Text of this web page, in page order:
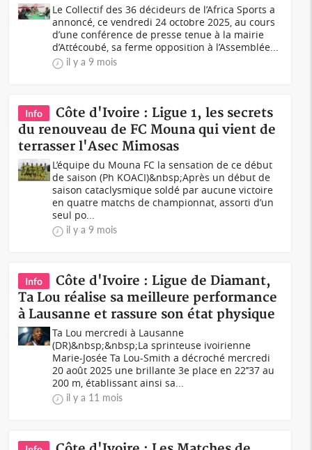
Le Collectif des 36 décideurs de l’Africa Sports a
annoncé, ce vendredi 24 octobre 2025, au cours
d’une conférence de presse tenue à la mairie
d’Attécoubé, sa ferme opposition à l’Assemblée...
il y a 9 mois
Info
Côte d'Ivoire : Ligue 1, les secrets
du renouveau de FC Mouna qui vient de
terrasser l'Asec Mimosas
L’équipe du Mouna FC la sensation de ce début
de saison (Ph KOACI)&nbsp;Après un début de
saison cataclysmique soldé par aucune victoire
en quatre matchs de championnat, assorti d’un
seul po...
il y a 9 mois
Info
Côte d'Ivoire : Ligue de Diamant,
Ta Lou réalise sa meilleure performance
à Lausanne et rassure son état physique
Ta Lou mercredi à Lausanne
(DR)&nbsp;&nbsp;La sprinteuse ivoirienne
Marie-Josée Ta Lou-Smith a décroché mercredi
20 août 2025 une brillante 3e place en 22’’37 au
200 m, établissant ainsi sa...
il y a 11 mois